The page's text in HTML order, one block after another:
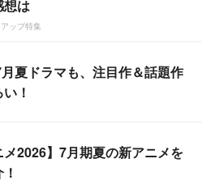
想は
ップ特集
夏ドラマも、注目作＆話題作
！
メ2026】7月期夏の新アニメを